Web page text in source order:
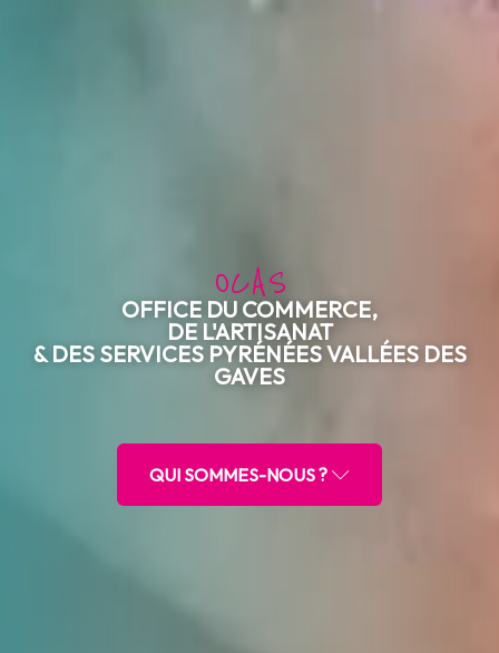
OCAS
OFFICE DU COMMERCE,
DE L'ARTISANAT
& DES SERVICES PYRÉNÉES VALLÉES DES
GAVES
QUI SOMMES-NOUS ?